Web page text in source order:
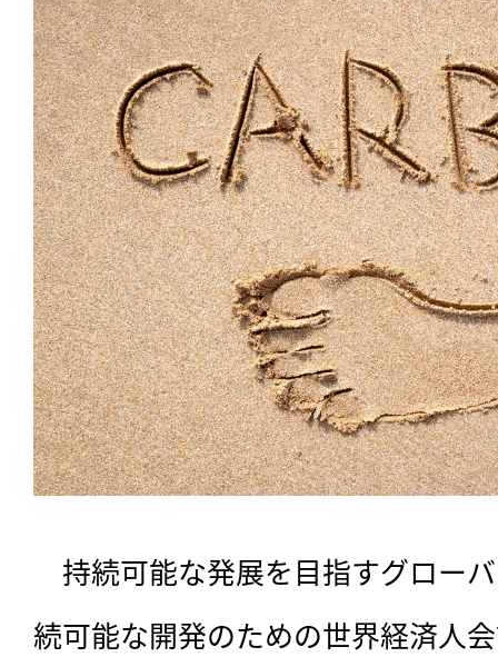
持続可能な発展を目指すグロー
続可能な開発のための世界経済人